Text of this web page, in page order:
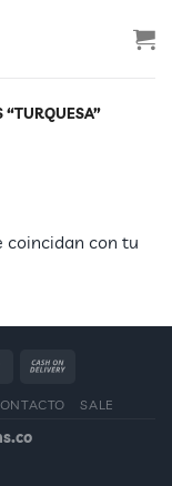
“TURQUESA”
coincidan con tu
SALE